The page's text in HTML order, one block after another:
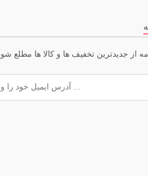
از جدیدترین تخفیف ها و کالا ها مطلع